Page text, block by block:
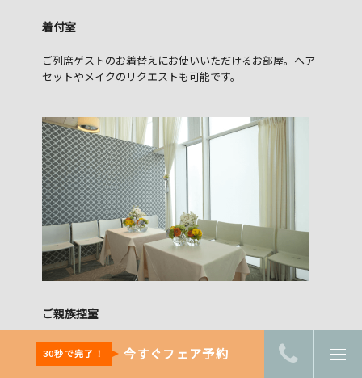
着付室
ご列席ゲストのお着替えにお使いいただけるお部屋。ヘア
セットやメイクのリクエストも可能です。
ご親族控室
ご両家ごとにご用意した専用のお部屋。親族紹介なども対
応可能です。
30秒で完了！ 今すぐフェア予約